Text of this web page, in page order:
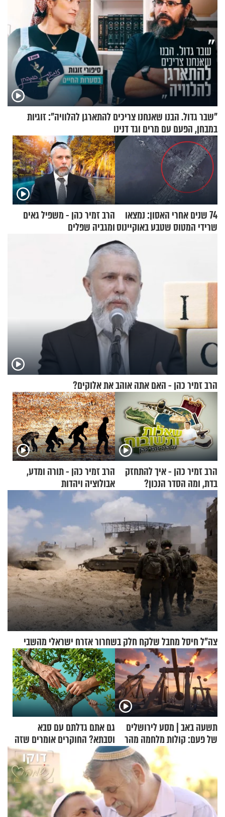
"שבר גדול. הבנו שאנחנו צריכים להתארגן להלוויה": זוגיות
במבחן, הפעם עם מרים וגד דנינו
74 שנים אחרי האסון: נמצאו
שרידי המטוס שטבע באוקיינוס
הרב זמיר כהן - משפיל גאים
ומגביה שפלים
הרב זמיר כהן - האם אתה אוהב את אלוקים?
הרב זמיר כהן - איך להתחזק
בדת, ומה הסדר הנכון?
הרב זמיר כהן - תורה ומדע,
אבולוציה ויהדות
צה"ל חיסל מחבל שלקח חלק בשחרור אזרח ישראלי מהשבי
תשעה באב | מסע לירושלים
של פעם: קולות מלחמה מהר
גם אתם גדלתם עם סבא
וסבתא? החוקרים אומרים שזה
מתכון מנצח